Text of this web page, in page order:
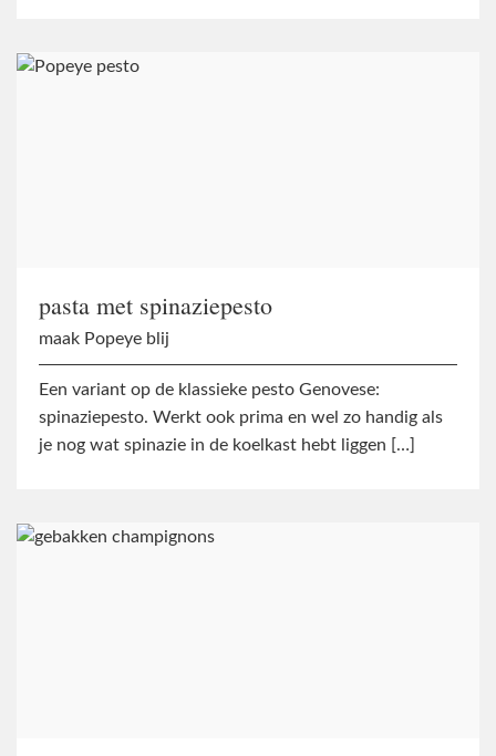
pasta met spinaziepesto
maak Popeye blij
Een variant op de klassieke pesto Genovese:
spinaziepesto. Werkt ook prima en wel zo handig als
je nog wat spinazie in de koelkast hebt liggen […]